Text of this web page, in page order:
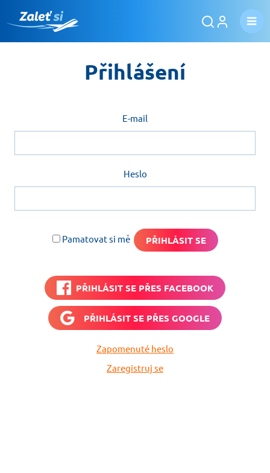
Přihlášení
E-mail
Heslo
Pamatovat si mě
PŘIHLÁSIT SE PŘES FACEBOOK
PŘIHLÁSIT SE PŘES GOOGLE
Zapomenuté heslo
Zaregistruj se